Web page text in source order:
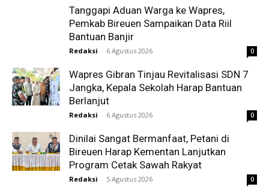
Tanggapi Aduan Warga ke Wapres,
Pemkab Bireuen Sampaikan Data Riil
Bantuan Banjir
Redaksi - 6 Agustus 2026 0
Wapres Gibran Tinjau Revitalisasi SDN 7
Jangka, Kepala Sekolah Harap Bantuan
Berlanjut
Redaksi - 6 Agustus 2026 0
Dinilai Sangat Bermanfaat, Petani di
Bireuen Harap Kementan Lanjutkan
Program Cetak Sawah Rakyat
Redaksi - 5 Agustus 2026 0